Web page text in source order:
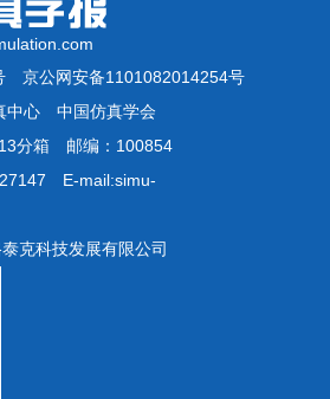
京公网安备1101082014254号
中心 中国仿真学会
13分箱 邮编：100854
E-mail:simu-
克科技发展有限公司